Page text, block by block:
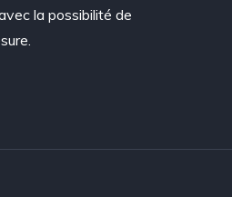
la possibilité de